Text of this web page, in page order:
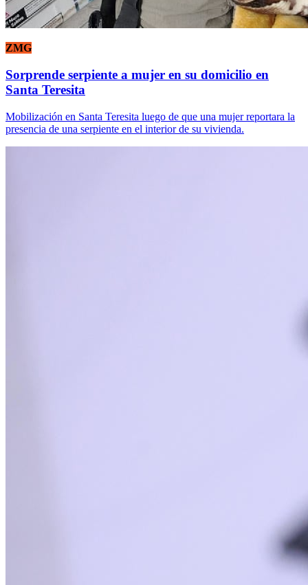
ZMG
Sorprende serpiente a mujer en su domicilio en
Santa Teresita
Mobilización en Santa Teresita luego de que una mujer reportara la
presencia de una serpiente en el interior de su vivienda.